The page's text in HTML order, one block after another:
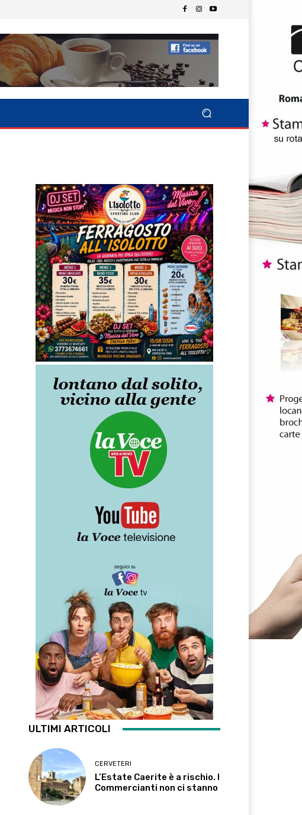
ULTIMI ARTICOLI
CERVETERI
L’Estate Caerite è a rischio. I
Commercianti non ci stanno